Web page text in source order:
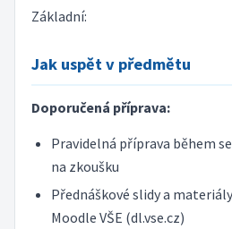
Základní:
Jak uspět v předmětu
Doporučená příprava:
Pravidelná příprava během
na zkoušku
Přednáškové slidy a
Moodle VŠE (dl.vse.cz)